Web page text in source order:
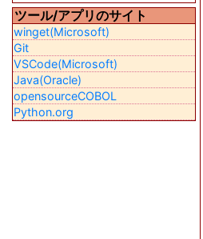
ツール/アプリのサイト
winget(Microsoft)
Git
VSCode(Microsoft)
Java(Oracle)
opensourceCOBOL
Python.org